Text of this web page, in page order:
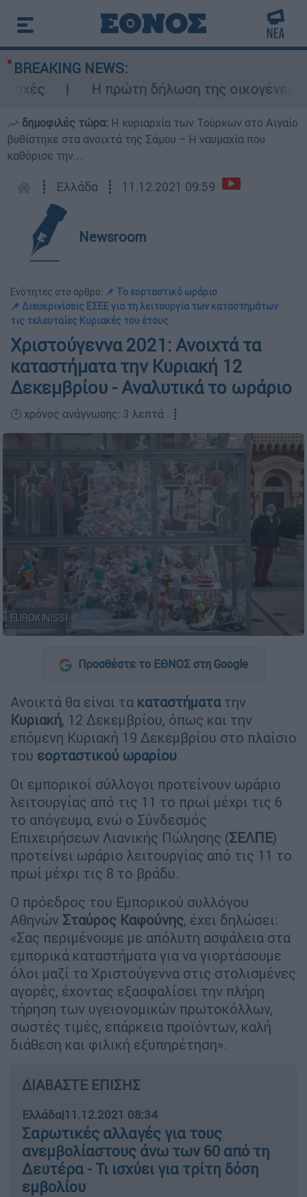
BREAKING NEWS:
Η πρώτη δήλωση της οικογένειας
δημοφιλές τώρα: Η κυριαρχία των Τούρκων στο Αιγαίο
βυθίστηκε στα ανοιχτά της Σάμου – Η ναυμαχία που
καθόρισε την...
┋ Ελλάδα ┋ 11.12.2021 09:59
Newsroom
Ενότητες στο άρθρο: 📌 Το εορταστικό ωράριο
📌 Διευκρινίσεις ΕΣΕΕ για τη λειτουργία των καταστημάτων
τις τελευταίες Κυριακές του έτους
Χριστούγεννα 2021: Ανοιχτά τα
καταστήματα την Κυριακή 12
Δεκεμβρίου - Αναλυτικά το ωράριο
🕛 χρόνος ανάγνωσης: 3 λεπτά ┋
EUROKINISSI
Προσθέστε το ΕΘΝΟΣ στη Google
Ανοικτά θα είναι τα καταστήματατην
Κυριακή, 12 Δεκεμβρίου, όπως και την
επόμενη Κυριακή 19 Δεκεμβρίου στο πλαίσιο
του εορταστικού ωραρίου.
Οι εμπορικοί σύλλογοι προτείνουν ωράριο
λειτουργίας από τις 11 το πρωί μέχρι τις 6
το απόγευμα, ενώ ο Σύνδεσμός
Επιχειρήσεων Λιανικής Πώλησης (ΣΕΛΠΕ)
προτείνει ωράριο λειτουργίας από τις 11 το
πρωί μέχρι τις 8 το βράδυ.
O πρόεδρος του Εμπορικού συλλόγου
Αθηνών Σταύρος Καφούνης, έχει δηλώσει:
«Σας περιμένουμε με απόλυτη ασφάλεια στα
εμπορικά καταστήματα για να γιορτάσουμε
όλοι μαζί τα Χριστούγεννα στις στολισμένες
αγορές, έχοντας εξασφαλίσει την πλήρη
τήρηση των υγειονομικών πρωτοκόλλων,
σωστές τιμές, επάρκεια προϊόντων, καλή
διάθεση και φιλική εξυπηρέτηση».
ΔΙΑΒΑΣΤΕ ΕΠΙΣΗΣ
Ελλάδα|11.12.2021 08:34
Σαρωτικές αλλαγές για τους
ανεμβολίαστους άνω των 60 από τη
Δευτέρα - Τι ισχύει για τρίτη δόση
εμβολίου